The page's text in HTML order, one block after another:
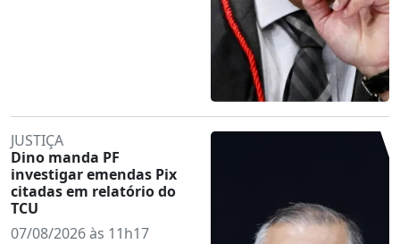
JUSTIÇA
Dino manda PF
investigar emendas Pix
citadas em relatório do
TCU
07/08/2026 às 11h17